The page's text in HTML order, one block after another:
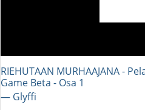
RIEHUTAAN MURHAAJANA -
Game Beta - Osa 1
― Glyffi